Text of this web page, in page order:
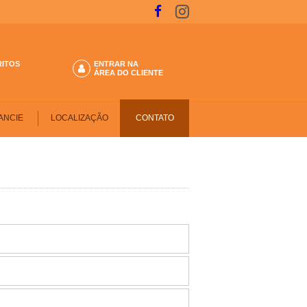
ENTRAR NA
ÁREA DO CLIENTE
LOCALIZAÇÃO CONTATO